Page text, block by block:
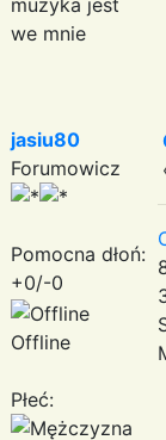
we mnie
jasiu80
Forumowicz
Pomocna dłoń:
+0/-0
Offline
Płeć: